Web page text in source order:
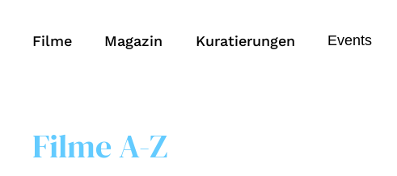
Filme Magazin Kuratierungen Events
Filme A-Z